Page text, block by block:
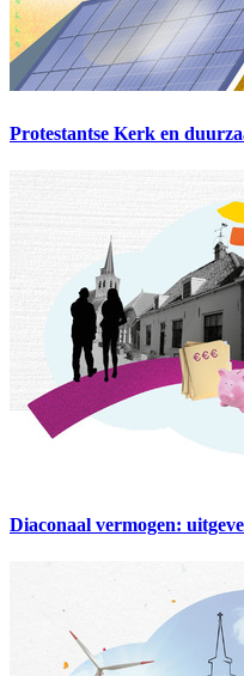
Protestantse Kerk en
Diaconaal vermogen: